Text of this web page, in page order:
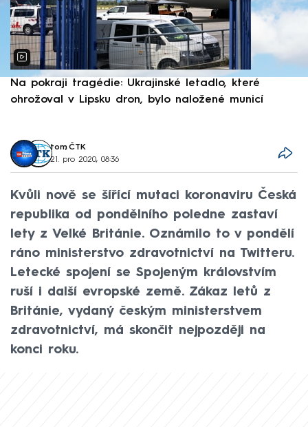
Na pokraji tragédie: Ukrajinské letadlo, které
ohrožoval v Lipsku dron, bylo naložené municí
tom, ČTK
21. pro 2020, 08:36
Kvůli nově se šířící mutaci koronaviru Česká
republika od pondělního poledne zastaví
lety z Velké Británie. Oznámilo to v pondělí
ráno ministerstvo zdravotnictví na Twitteru.
Letecké spojení se Spojeným královstvím
ruší i další evropské země. Zákaz letů z
Británie, vydaný českým ministerstvem
zdravotnictví, má skončit nejpozději na
konci roku.